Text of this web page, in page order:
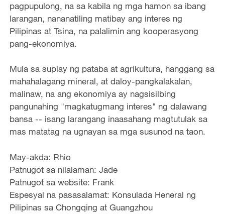
pagpupulong, na sa kabila ng mga hamon sa ibang
larangan, nananatiling matibay ang interes ng
Pilipinas at Tsina, na palalimin ang kooperasyong
pang-ekonomiya.
Mula sa suplay ng pataba at agrikultura, hanggang sa
mahahalagang mineral, at daloy-pangkalakalan,
malinaw, na ang ekonomiya ay nagsisilbing
pangunahing "magkatugmang interes" ng dalawang
bansa -- isang larangang inaasahang magtutulak sa
mas matatag na ugnayan sa mga susunod na taon.
May-akda: Rhio
Patnugot sa nilalaman: Jade
Patnugot sa website: Frank
Espesyal na pasasalamat: Konsulada Heneral ng
Pilipinas sa Chongqing at Guangzhou